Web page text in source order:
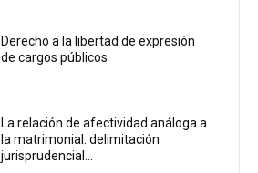
Derecho a la libertad de expresión
de cargos públicos
La relación de afectividad análoga a
la matrimonial: delimitación
jurisprudencial...